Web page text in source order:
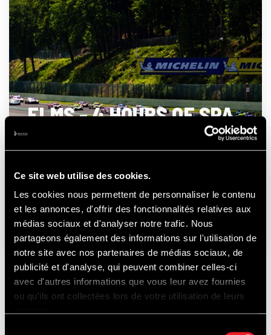
Ce site web utilise des cookies.
Les cookies nous permettent de personnaliser le contenu
et les annonces, d'offrir des fonctionnalités relatives aux
médias sociaux et d'analyser notre trafic. Nous
partageons également des informations sur l'utilisation de
notre site avec nos partenaires de médias sociaux, de
publicité et d'analyse, qui peuvent combiner celles-ci
avec d'autres informations que vous leur avez fournies
ou qu'ils ont collectées lors de votre utilisation de leurs
ELMS - 4 HOURS OF SPA
- FRANCORCHAMPS
21-22-23 AUGUSTUS
2026
ONTDEK